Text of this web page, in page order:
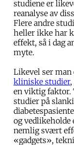
studiene er
reanalyse av
Flere andre
heller ikke har
effekt, så i dag
myte.
Likevel ser
kliniske studier,
en viktig faktor.
studier på
og vedlikeholde
nemlig svært
«gadgets»,